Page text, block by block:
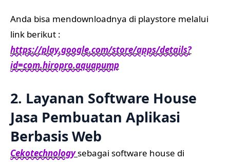
Anda bisa mendownloadnya di playstore melalui
link berikut :
https://play.google.com/store/apps/details?
id=com.hiropro.aquapump
2. Layanan Software House
Jasa Pembuatan Aplikasi
Berbasis Web
Cekotechnologysebagai software house di